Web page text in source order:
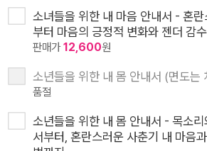
소녀들을 위한 내 마음 안내서 - 혼란
부터 마음의 긍정적 변화와 젠더 감
판매가12,600원
소년들을 위한 내 몸 안내서 (면도는
품절
소년들을 위한 내 몸 안내서 - 목소리
서부터, 혼란스러운 사춘기 내 마음